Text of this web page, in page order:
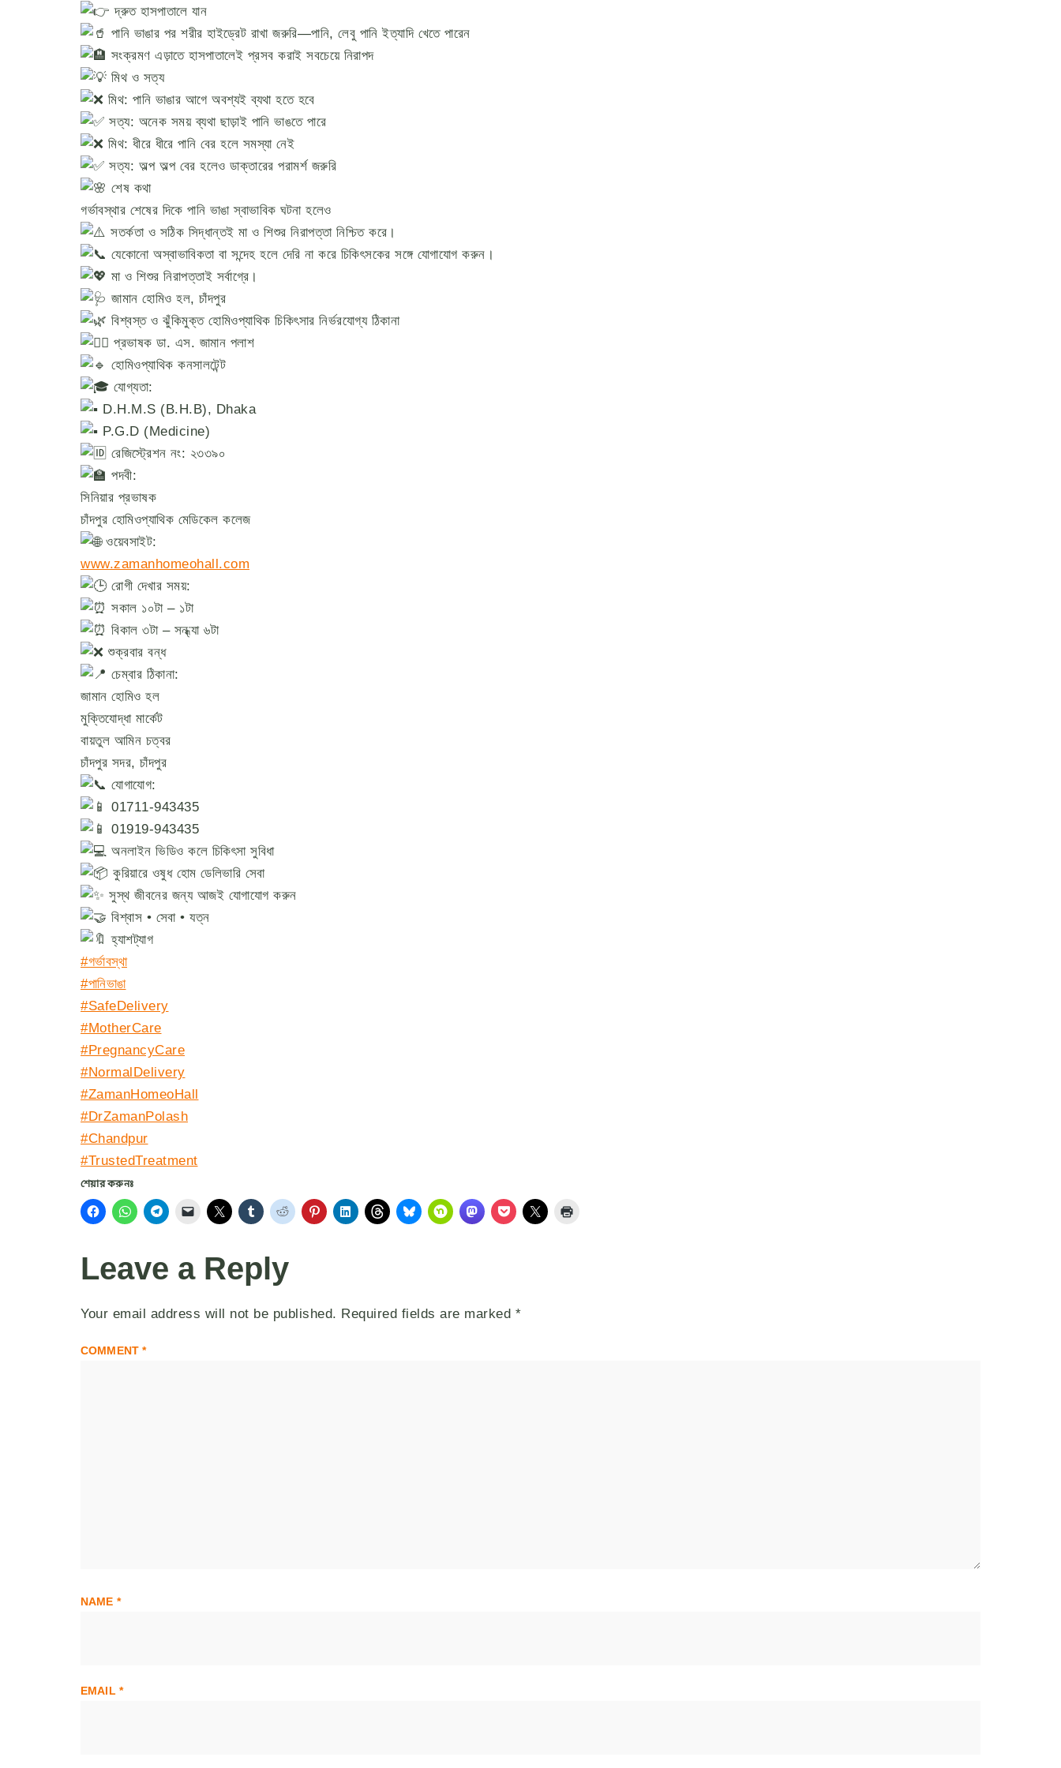
দ্রুত হাসপাতালে যান
পানি ভাঙার পর শরীর হাইড্রেট রাখা জরুরি—পানি, লেবু পানি ইত্যাদি খেতে পারেন
সংক্রমণ এড়াতে হাসপাতালেই প্রসব করাই সবচেয়ে নিরাপদ
মিথ ও সত্য
মিথ: পানি ভাঙার আগে অবশ্যই ব্যথা হতে হবে
সত্য: অনেক সময় ব্যথা ছাড়াই পানি ভাঙতে পারে
মিথ: ধীরে ধীরে পানি বের হলে সমস্যা নেই
সত্য: অল্প অল্প বের হলেও ডাক্তারের পরামর্শ জরুরি
শেষ কথা
গর্ভাবস্থার শেষের দিকে পানি ভাঙা স্বাভাবিক ঘটনা হলেও
সতর্কতা ও সঠিক সিদ্ধান্তই মা ও শিশুর নিরাপত্তা নিশ্চিত করে।
যেকোনো অস্বাভাবিকতা বা সন্দেহ হলে দেরি না করে চিকিৎসকের সঙ্গে যোগাযোগ করুন।
মা ও শিশুর নিরাপত্তাই সর্বাগ্রে।
জামান হোমিও হল, চাঁদপুর
বিশ্বস্ত ও ঝুঁকিমুক্ত হোমিওপ্যাথিক চিকিৎসার নির্ভরযোগ্য ঠিকানা
প্রভাষক ডা. এস. জামান পলাশ
হোমিওপ্যাথিক কনসালটেন্ট
যোগ্যতা:
D.H.M.S (B.H.B), Dhaka
P.G.D (Medicine)
রেজিস্ট্রেশন নং: ২৩৩৯০
পদবী:
সিনিয়ার প্রভাষক
চাঁদপুর হোমিওপ্যাথিক মেডিকেল কলেজ
ওয়েবসাইট:
www.zamanhomeohall.com
রোগী দেখার সময়:
সকাল ১০টা – ১টা
বিকাল ৩টা – সন্ধ্যা ৬টা
শুক্রবার বন্ধ
চেম্বার ঠিকানা:
জামান হোমিও হল
মুক্তিযোদ্ধা মার্কেট
বায়তুল আমিন চত্বর
চাঁদপুর সদর, চাঁদপুর
যোগাযোগ:
01711-943435
01919-943435
অনলাইন ভিডিও কলে চিকিৎসা সুবিধা
কুরিয়ারে ওষুধ হোম ডেলিভারি সেবা
সুস্থ জীবনের জন্য আজই যোগাযোগ করুন
বিশ্বাস • সেবা • যত্ন
হ্যাশট্যাগ
#গর্ভাবস্থা
#পানিভাঙা
#SafeDelivery
#MotherCare
#PregnancyCare
#NormalDelivery
#ZamanHomeoHall
#DrZamanPolash
#Chandpur
#TrustedTreatment
শেয়ার করুনঃ
Leave a Reply
Your email address will not be published. Required fields are marked *
COMMENT*
NAME *
EMAIL *